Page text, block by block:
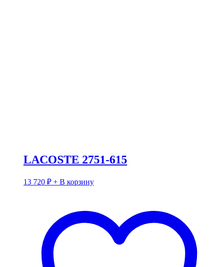
LACOSTE 2751-615
13 720 ₽ + В корзину